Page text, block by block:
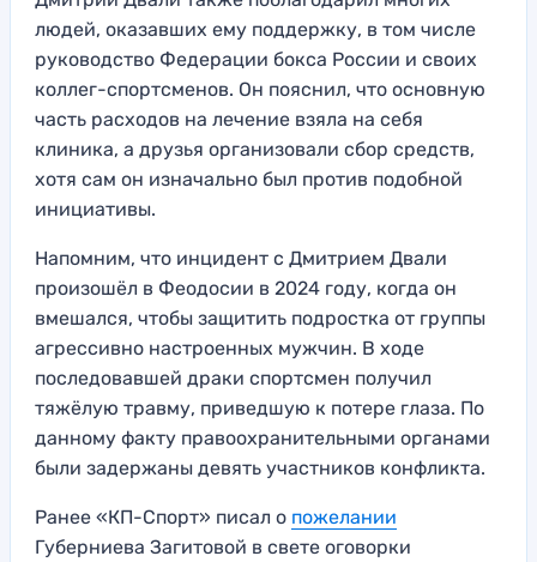
людей, оказавших ему поддержку, в том числе
руководство Федерации бокса России и своих
коллег-спортсменов. Он пояснил, что основную
часть расходов на лечение взяла на себя
клиника, а друзья организовали сбор средств,
хотя сам он изначально был против подобной
инициативы.
Напомним, что инцидент с Дмитрием Двали
произошёл в Феодосии в 2024 году, когда он
вмешался, чтобы защитить подростка от группы
агрессивно настроенных мужчин. В ходе
последовавшей драки спортсмен получил
тяжёлую травму, приведшую к потере глаза. По
данному факту правоохранительными органами
были задержаны девять участников конфликта.
Ранее «КП-Спорт» писал о пожелании
Губерниева Загитовой в свете оговорки